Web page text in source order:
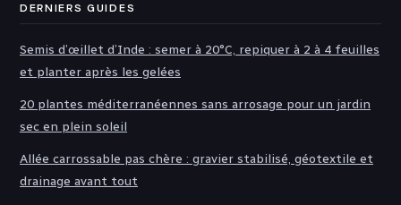
DERNIERS GUIDES
Semis d’œillet d’Inde : semer à 20°C, repiquer à 2 à 4 feuilles
et planter après les gelées
20 plantes méditerranéennes sans arrosage pour un jardin
sec en plein soleil
Allée carrossable pas chère : gravier stabilisé, géotextile et
drainage avant tout